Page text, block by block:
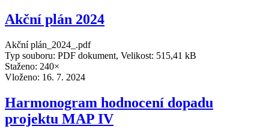
Akční plán 2024
Akční plán_2024_.pdf
Typ souboru: PDF dokument, Velikost: 515,41 kB
Staženo: 240×
Vloženo: 16. 7. 2024
Harmonogram hodnocení dopadu
projektu MAP IV